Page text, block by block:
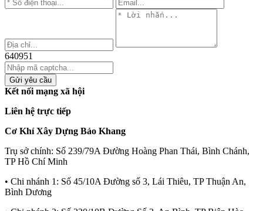
640951
Gửi yêu cầu
Kết nối mạng xã hội
Liên hệ trực tiếp
Cơ Khí Xây Dựng Bảo Khang
Trụ sở chính: Số 239/79A Đường Hoàng Phan Thái, Bình Chánh,
TP Hồ Chí Minh
• Chi nhánh 1: Số 45/10A Đường số 3, Lái Thiêu, TP Thuận An,
Bình Dương